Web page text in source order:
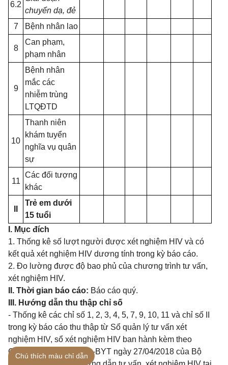
6.2
chuyển dạ, đẻ
7
Bệnh nhân lao
8
Can phạm,
phạm nhân
9
Bệnh nhân
mắc các
nhiễm trùng
LTQĐTD
10
Thanh niên
khám tuyển
nghĩa vụ quân
sự
11
Các đối tượng
khác
Trẻ em dưới
15 tuổi
I. Mục đích
1. Thống kê số lượt người được xét nghiệm HIV và có
kết quả xét nghiệm HIV dương tính trong kỳ báo cáo.
2. Đo lường được độ bao phủ của chương trình tư vấn,
xét nghiệm HIV.
II. Thời gian báo cáo: Báo cáo quý.
III. Hướng dẫn thu thập chỉ số
- Thống kê các chỉ số 1, 2, 3, 4, 5, 7, 9, 10, 11 và chỉ số II
trong kỳ báo cáo thu thập từ Sổ quản lý tư vấn xét
nghiệm HIV, sổ xét nghiệm HIV ban hành kèm theo
Quyết định số 2673/QĐ-BYT ngày 27/04/2018 của Bộ
Chú thích màu chỉ dẫn